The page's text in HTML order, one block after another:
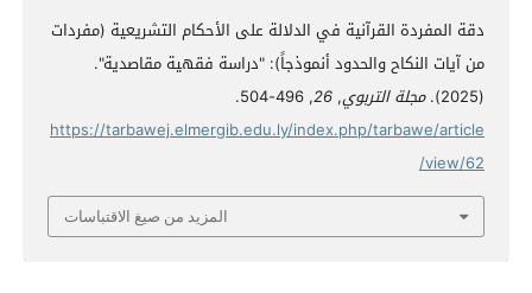
دقة المفردة القرآنية في الدلالة على الأحكام التشريعية (مفردات
من آيات النكاح والحدود أنموذجاً): "دراسة فقهية مقاصدية".
(2025).
مجلة التربوي,
26
, 496-504.
https://tarbawej.elmergib.edu.ly/index.php/tarbawe/article
/view/62
المزيد من صيغ الاقتباسات